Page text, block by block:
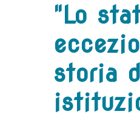
"Lo
storia